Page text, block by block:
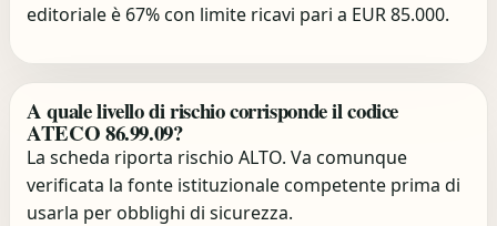
editoriale è 67% con limite ricavi pari a EUR 85.000.
A quale livello di rischio corrisponde il codice
ATECO 86.99.09?
La scheda riporta rischio ALTO. Va comunque
verificata la fonte istituzionale competente prima di
usarla per obblighi di sicurezza.